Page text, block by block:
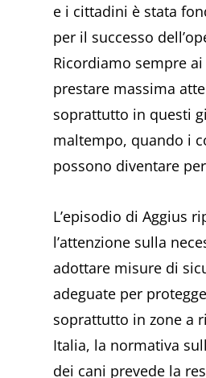
e i cittadini è stata
per il successo
Ricordiamo sempre
prestare massima
soprattutto in questi
maltempo, quando i
possono diventare
L’episodio di Aggius
l’attenzione sulla
adottare misure di
adeguate per
soprattutto in zone a
Italia, la normativa
dei cani prevede la